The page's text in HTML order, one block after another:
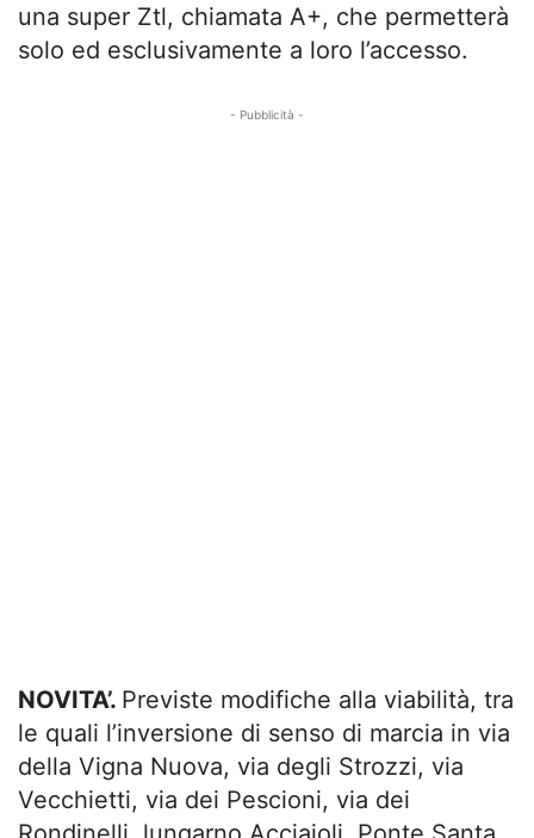
una super Ztl, chiamata A+, che permetterà
solo ed esclusivamente a loro l’accesso.
- Pubblicità -
NOVITA’. Previste modifiche alla viabilità, tra
le quali l’inversione di senso di marcia in via
della Vigna Nuova, via degli Strozzi, via
Vecchietti, via dei Pescioni, via dei